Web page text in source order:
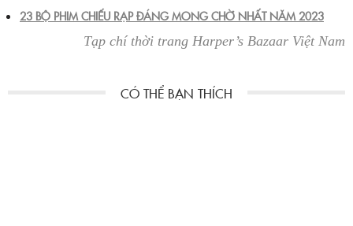
23 BỘ PHIM CHIẾU RẠP ĐÁNG MONG CHỜ NHẤT NĂM 2023
Tạp chí thời trang Harper’s Bazaar Việt Nam